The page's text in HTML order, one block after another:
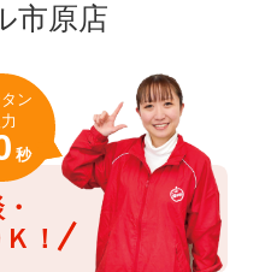
市原店
！
ン
秒